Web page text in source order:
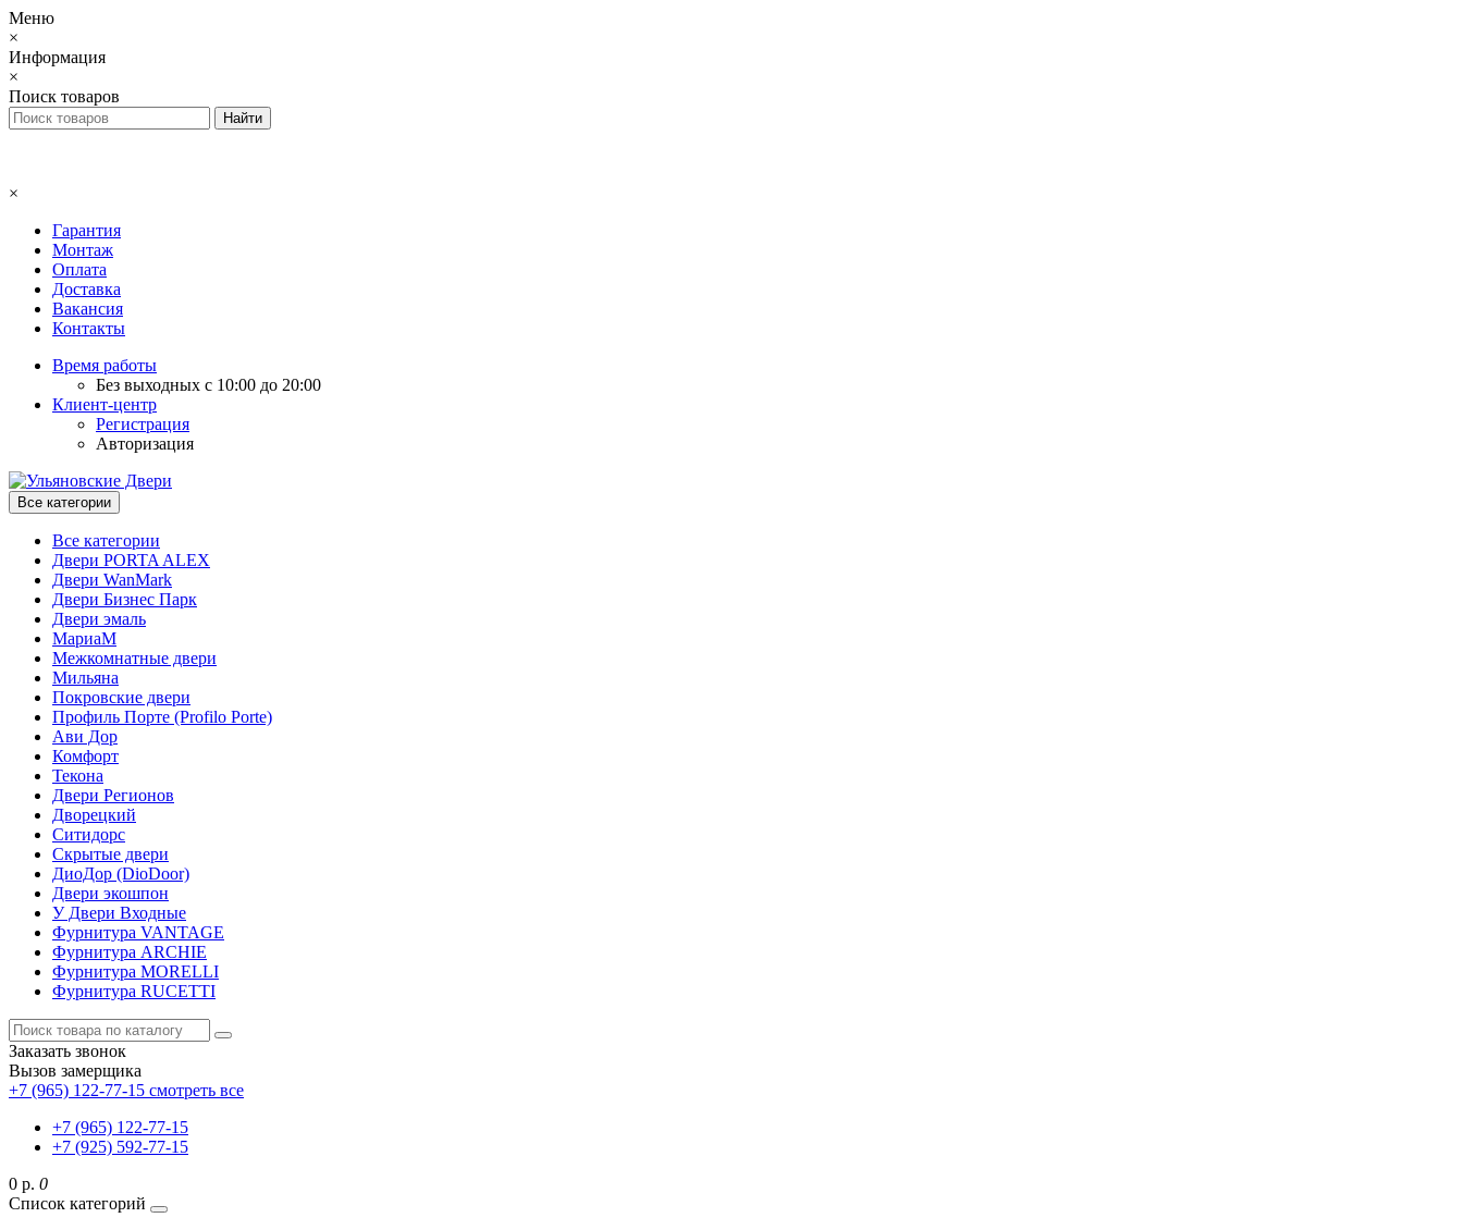
Меню
×
Информация
×
Поиск товаров
×
Гарантия
Монтаж
Оплата
Доставка
Вакансия
Контакты
Время работы
Без выходных с 10:00 до 20:00
Клиент-центр
Регистрация
Авторизация
Все категории
Все категории
Двери PORTA ALEX
Двери WanMark
Двери Бизнес Парк
Двери эмаль
МариаМ
Межкомнатные двери
Мильяна
Покровские двери
Профиль Порте (Profilo Porte)
Ави Дор
Комфорт
Текона
Двери Регионов
Дворецкий
Ситидорс
Скрытые двери
ДиоДор (DioDoor)
Двери экошпон
У Двери Входные
Фурнитура VANTAGE
Фурнитура ARCHIE
Фурнитура MORELLI
Фурнитура RUCETTI
Заказать звонок
Вызов замерщика
+7 (965) 122-77-15 смотреть все
+7 (965) 122-77-15
+7 (925) 592-77-15
0 р. 0
Список категорий